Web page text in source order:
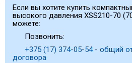
Если вы хотите купить
высокого давления XSS210-70
можете:
Позвонить:
+375 (17) 374-05-54 - общий
договора